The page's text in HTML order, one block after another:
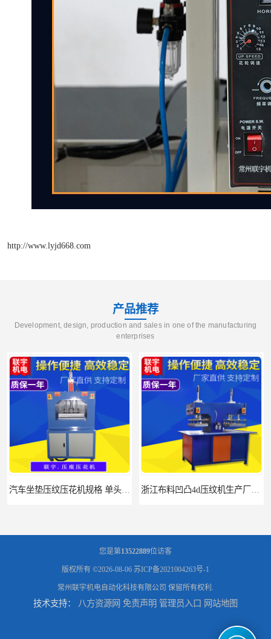
http://www.lyjd668.com
产品推荐
Development, design, production and sales in one of the manufacturing
enterprises
汽车坐垫压纹压花机规格 单头大台面凹凸压花机 现货供应 浙江布料凹凸4d压纹机生产厂家 服装凹凸4d压纹植胶机 经济实惠
您是第13522889位访客
版权所有 ©2026-08-06 苏ICP备2021004263号-1
常州联宇机电自动化科技有限公司 保留所有权利.
技术支持： 八方资源网 免责声明 管理员入口 网站地图